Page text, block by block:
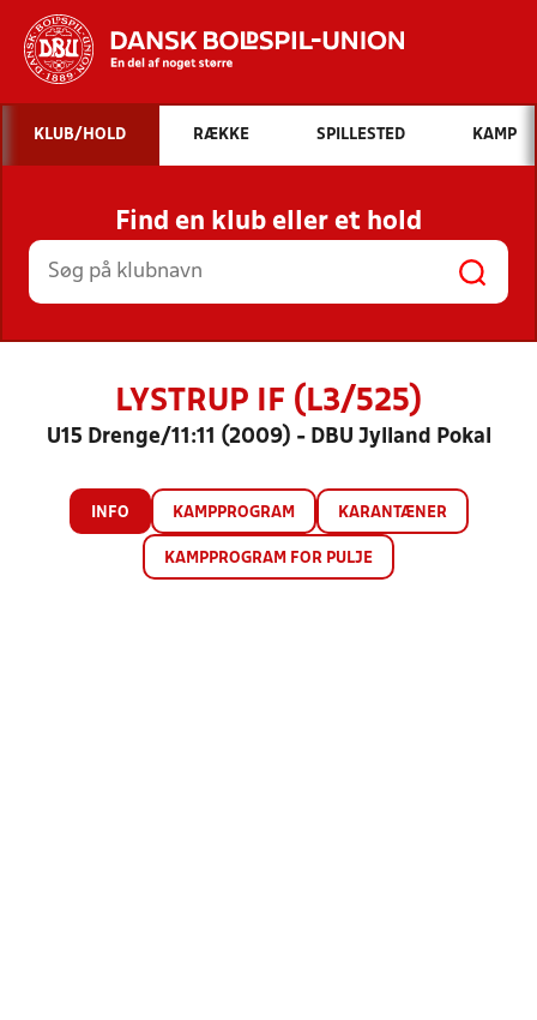
Hvad vil du søge efter?
INDHOLD OG NYHEDER
STILLINGER, RESULTATER, KLUBBER OG
HOLD
KLUB/HOLD RÆKKE SPILLESTED KAMP
Find en klub eller et hold
LYSTRUP IF (L3/525)
U15 Drenge/11:11 (2009) - DBU Jylland Pokal
INFO KAMPPROGRAM KARANTÆNER
KAMPPROGRAM FOR PULJE